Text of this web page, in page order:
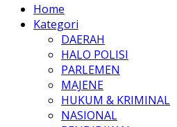
Home
Kategori
DAERAH
HALO POLISI
PARLEMEN
MAJENE
HUKUM & KRIMINAL
NASIONAL